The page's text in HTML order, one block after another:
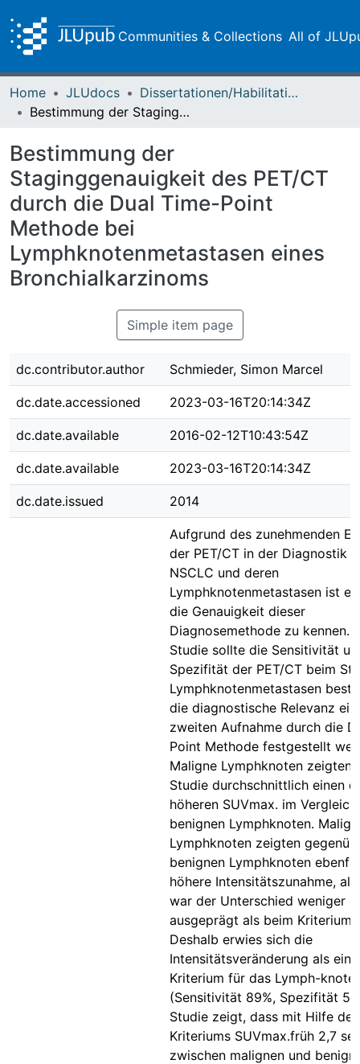
Communities & Collections All of
Home JLUdocs
Dissertationen/Habilitationen
Bestimmung der Staginggenauigkeit des PET/CT durch die Dual Time-Point Methode bei Lymphknotenmetastasen eines Bronchialkarzinoms
Bestimmung der
Staginggenauigkeit des PET/CT
durch die Dual Time-Point
Methode bei
Lymphknotenmetastasen eines
Bronchialkarzinoms
Simple item page
dc.contributor.author Schmieder, Simon Marcel
dc.date.accessioned 2023-03-16T20:14:34Z
dc.date.available 2016-02-12T10:43:54Z
dc.date.available 2023-03-16T20:14:34Z
dc.date.issued 2014
Aufgrund des zunehmenden
der PET/CT in der Diagnostik
NSCLC und deren
Lymphknotenmetastasen ist
die Genauigkeit dieser
Diagnosemethode zu
Studie sollte die Sensitivität
Spezifität der PET/CT beim
Lymphknotenmetastasen
die diagnostische Relevanz
zweiten Aufnahme durch die
Point Methode festgestellt
Maligne Lymphknoten zeigten
Studie durchschnittlich einen
höheren SUVmax. im
benignen Lymphknoten.
Lymphknoten zeigten
benignen Lymphknoten
höhere Intensitätszunahme,
war der Unterschied weniger
ausgeprägt als beim Kriterium
Deshalb erwies sich die
Intensitätsveränderung als ein
Kriterium für das Lymph-
(Sensitivität 89%, Spezifität
Studie zeigt, dass mit Hilfe des
Kriteriums SUVmax.früh 2,7
zwischen malignen und